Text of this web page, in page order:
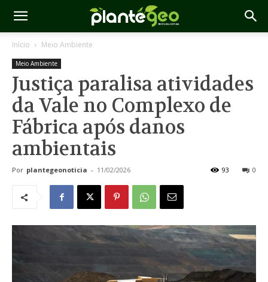
Início Meio Ambiente
Meio Ambiente
Justiça paralisa atividades
da Vale no Complexo de
Fábrica após danos
ambientais
Por plantegeonoticia - 11/02/2026 0
93